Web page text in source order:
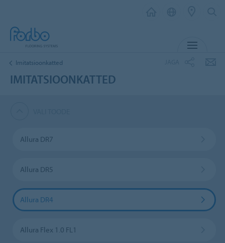
Imitatsioonkatted
IMITATSIOONKATTED
Allura DR7
Allura DR5
Allura DR4
Allura Flex 1.0 FL1